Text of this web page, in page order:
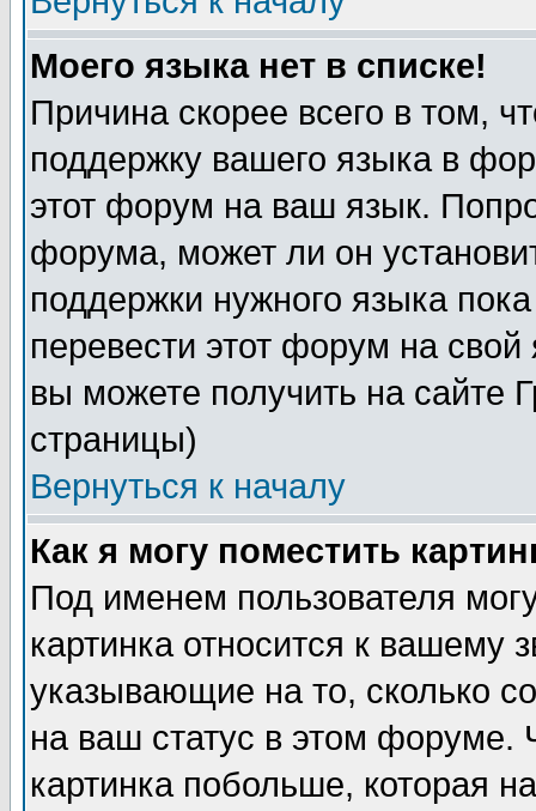
Моего языка нет в списке!
Причина скорее всего в том,
поддержку вашего языка в
этот форум на ваш язык.
форума, может ли он
поддержки нужного языка
перевести этот форум на
вы можете получить на сайте
страницы)
Вернуться к началу
Как я могу поместить
Под именем пользователя
картинка относится к вашему
указывающие на то, сколько
на ваш статус в этом форуме.
картинка побольше, которая